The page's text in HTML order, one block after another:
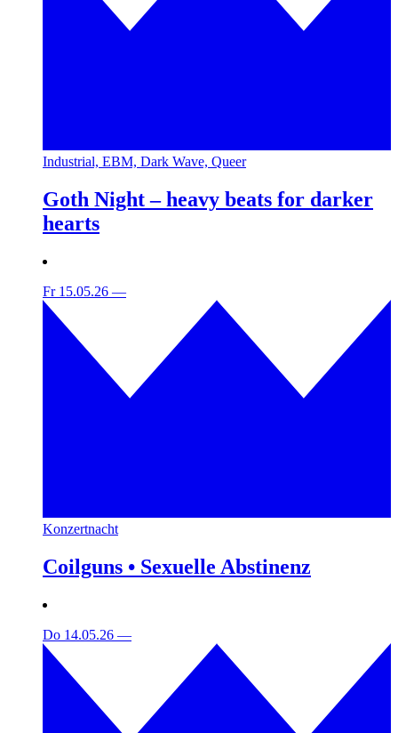
Industrial, EBM, Dark Wave, Queer
Goth Night – heavy beats for darker
hearts
Fr 15.05.26 —
Konzertnacht
Coilguns • Sexuelle Abstinenz
Do 14.05.26 —